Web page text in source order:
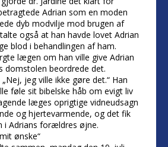
Adrian som en moden
dyb modvilje mod brugen af
også at han havde lovet Adrian
blod i behandlingen af ham.
lægen om han ville give Adrian
domstolen beordrede det.
jeg ville ikke gøre det.“ Han
føle sit bibelske håb om evigt liv
læges oprigtige vidneudsagn
og hjertevarmende, og det fik
i Adrians forældres øjne.
ønske“